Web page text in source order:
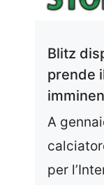
Blitz
prende
A
per